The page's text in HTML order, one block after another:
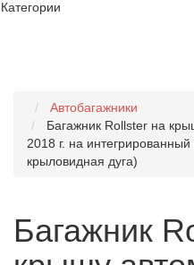
Категории
Автобагажники
Багажник Rollster на
2018 г. на
крыловидная дуга)
Багажник